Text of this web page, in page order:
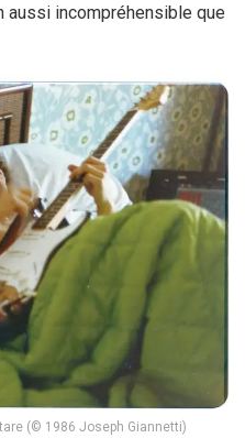
aussi incompréhensible que
(© 1986 Joseph Giannetti)